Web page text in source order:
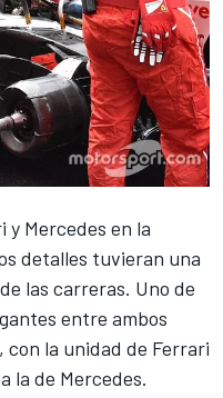
Mercedes en la
detalles tuvieran una
las carreras. Uno de
entre ambos
la unidad de Ferrari
la de Mercedes.